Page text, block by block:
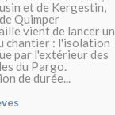
et de Kergestin,
Quimper
vient de lancer un
chantier : l'isolation
par l'extérieur des
du Pargo.
de durée...